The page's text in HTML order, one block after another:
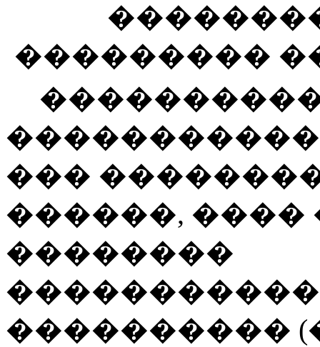
���������
���������
���
������, ����
��������
����������